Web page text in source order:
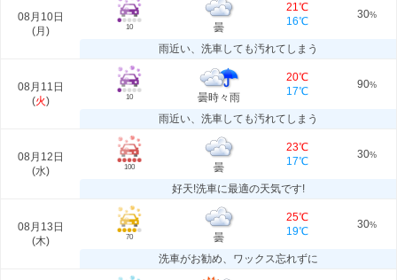
08月10日
(月 ) 10 曇
21℃
16℃
30%
雨近い、洗車しても汚れてしまう
08月11日
(火) 10 曇時々雨
20℃
17℃
90%
雨近い、洗車しても汚れてしまう
08月12日
(水) 100 曇
23℃
17℃
30%
好天!洗車に最適の天気です!
08月13日
(木) 70 曇
25℃
19℃
30%
洗車がお勧め、ワックス忘れずに